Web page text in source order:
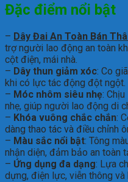
Đặc điểm nổi bật
– Dây Đai An Toàn Bán
trợ người lao động an toàn
cột điện, mái nhà.
– Dây thun giảm xóc: Co
khi có lực tác động đột ngột.
– Móc nhôm siêu nhẹ:
nhẹ, giúp người lao động di
– Khóa vuông chắc chắn:
dàng thao tác và điều chỉnh
– Màu sắc nổi bật: Tông
nhận diện, đảm bảo an toàn
– Ứng dụng đa dạng: Lựa
dựng, điện lực, viễn thông